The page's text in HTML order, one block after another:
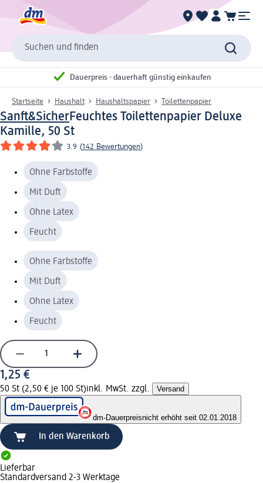
Suchen und finden
Dauerpreis - dauerhaft günstig einkaufen
Startseite Haushalt Haushaltspapier Toilettenpapier
Sanft&SicherFeuchtes Toilettenpapier Deluxe
Kamille, 50 St
3.9 (142 Bewertungen)
Ohne Farbstoffe
Mit Duft
Ohne Latex
Feucht
Ohne Farbstoffe
Mit Duft
Ohne Latex
Feucht
1,25 €
50 St (2,50 € je 100 St)inkl. MwSt. zzgl. Versand
dm-Dauerpreisnicht erhöht seit 02.01.2018
In den Warenkorb
Lieferbar
Standardversand 2-3 Werktage